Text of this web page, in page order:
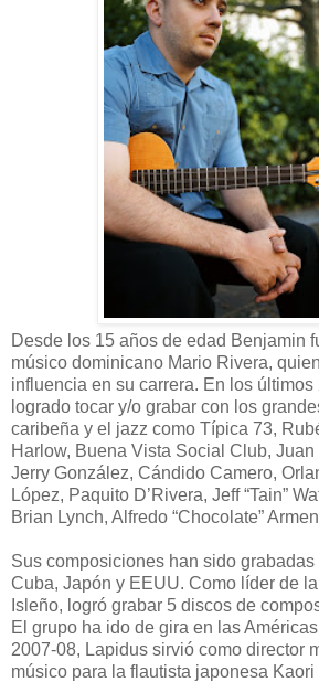
Desde los 15 años de edad Benjamin
músico dominicano Mario Rivera,
influencia en su carrera. En los
logrado tocar y/o grabar con los
caribeña y el jazz como Típica 73,
Harlow, Buena Vista Social Club,
Jerry González, Cándido Camero,
López, Paquito D’Rivera, Jeff “Tain”
Brian Lynch, Alfredo “Chocolate”
Sus composiciones han sido
Cuba, Japón y EEUU. Como líder de
Isleño, logró grabar 5 discos de
El grupo ha ido de gira en las
2007-08, Lapidus sirvió como director
músico para la flautista japonesa